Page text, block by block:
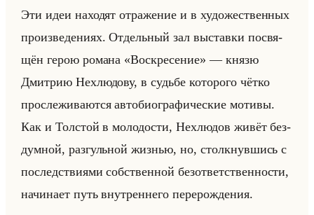
Эти идеи на­хо­дят от­ра­же­ние и в ху­до­же­ствен­ных
про­из­ве­де­ни­ях. От­дельный зал вы­став­ки по­свя­
щён герою ро­ма­на «Воскресение» — князю
Дмит­рию Нехлю­до­ву, в судьбе ко­то­ро­го чётко
про­сле­жи­ва­ют­ся ав­то­био­гра­фи­че­ские мо­ти­вы.
Как и Тол­стой в мо­ло­до­сти, Нехлю­дов живёт без­
дум­ной, раз­гульной жиз­нью, но, столк­нув­шись с
по­след­стви­ями соб­ствен­ной без­от­вет­ствен­но­сти,
на­чи­на­ет путь внут­рен­не­го пе­ре­рож­де­ния.